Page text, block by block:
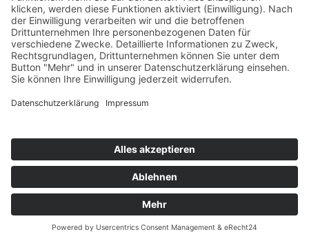
Abschicken
Kontakt
Möbel Wiemer GmbH & Co. KG
59494 Soest
Telefax:02921 77011